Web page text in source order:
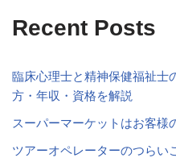
Recent Posts
臨床心理士と精神保健福祉士
方・年収・資格を解説
スーパーマーケットはお客様
ツアーオペレーターのつらい